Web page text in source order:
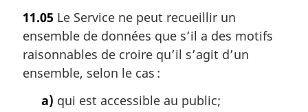
t
e
m
a
11.05 Le Service ne peut recueillir un
ensemble de données que s’il a des motifs
raisonnables de croire qu’il s’agit d’un
ensemble, selon le cas :
a) qui est accessible au public;